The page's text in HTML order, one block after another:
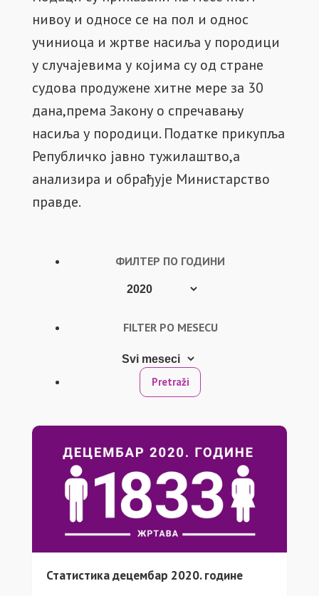
FILTER PO MESECU
Статистика децембар 2020. године